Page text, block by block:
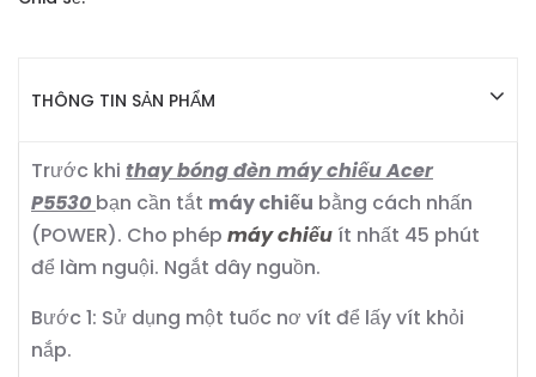
THÔNG TIN SẢN PHẨM
Trước khi thay bóng đèn máy chiếu Acer
P5530 bạn cần tắt máy chiếu bằng cách nhấn
(POWER). Cho phép máy chiếu ít nhất 45 phút
để làm nguội. Ngắt dây nguồn.
Bước 1: Sử dụng một tuốc nơ vít để lấy vít khỏi
nắp.